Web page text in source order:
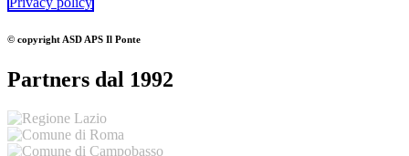
© copyright ASD APS Il Ponte
Partners dal 1992